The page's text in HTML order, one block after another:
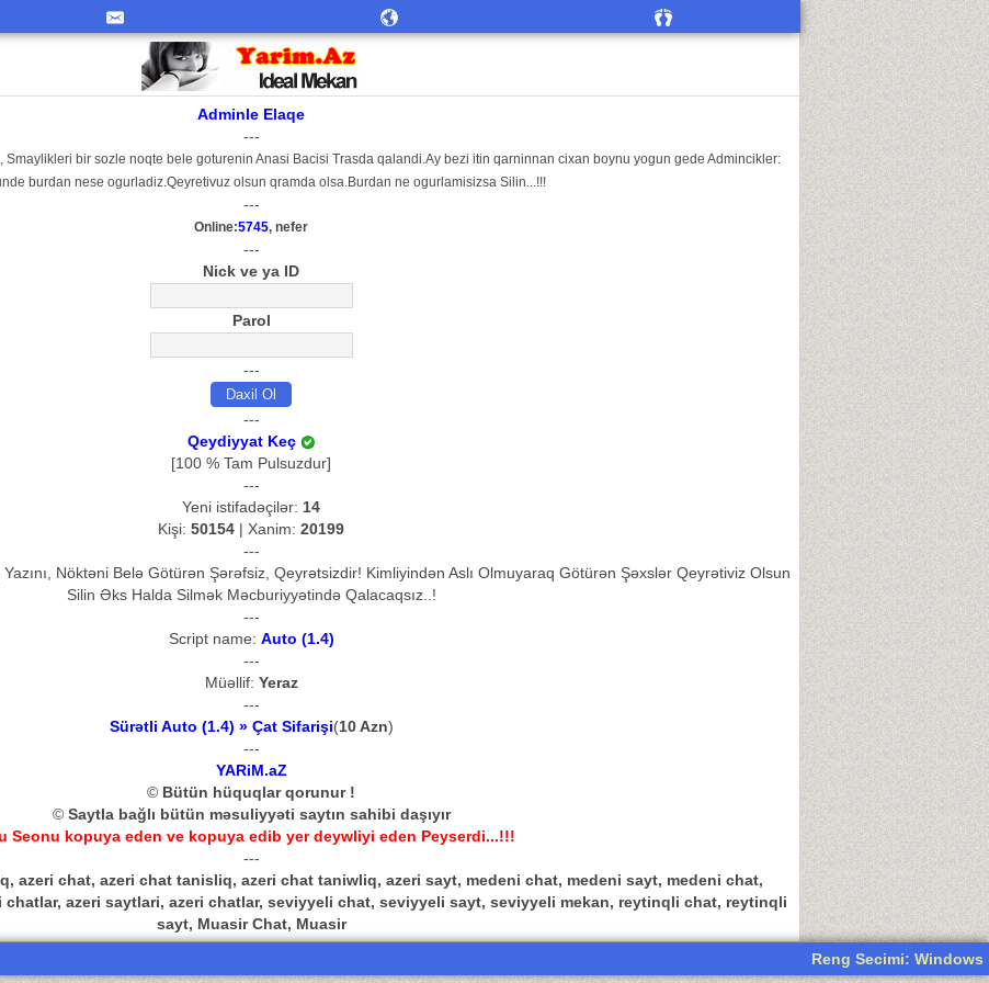
Adminle Elaqe
---
Smaylikleri bir sozle noqte bele goturenin Anasi Bacisi Trasda qalandi.Ay bezi itin qarninnan cixan boynu yogun gede Admincikler:
burdan nese ogurladiz.Qeyretivuz olsun qramda olsa.Burdan ne ogurlamisizsa Silin...!!!
---
Online:5745, nefer
---
Nick ve ya ID
Parol
---
---
Qeydiyyat Keç
[100 % Tam Pulsuzdur]
---
Yeni istifadəçilər: 14
Kişi: 50154 | Xanim: 20199
---
Yazını, Nöktəni Belə Götürən Şərəfsiz, Qeyrətsizdir! Kimliyindən Aslı Olmuyaraq Götürən Şəxslər Qeyrətiviz Olsun
Silin Əks Halda Silmək Məcburiyyətində Qalacaqsız..!
---
Script name: Auto (1.4)
---
Müəllif: Yeraz
---
Sürətli Auto (1.4) » Çat Sifarişi(10 Azn)
---
YARiM.aZ
© Bütün hüquqlar qorunur !
© Saytla bağlı bütün məsuliyyəti saytın sahibi daşıyır
Seonu kopuya eden ve kopuya edib yer deywliyi eden Peyserdi...!!!
---
azeri chat, azeri chat tanisliq, azeri chat taniwliq, azeri sayt, medeni chat, medeni sayt, medeni chat,
azeri saytlari, azeri chatlar, seviyyeli chat, seviyyeli sayt, seviyyeli mekan, reytinqli chat, reytinqli
sayt, Muasir Chat, Muasir
Reng Secimi: Windows